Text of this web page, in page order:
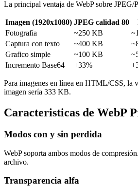
La principal ventaja de WebP sobre
Imagen (1920x1080) JPEG calidad 80
Fotografía
~250 KB
Captura con texto
~400 KB
Grafico simple
~100 KB
Incremento Base64
+33%
Para imagenes en línea en HTML/CSS, la
imagen sería 333 KB.
Caracteristicas de WebP
Modos con y sin perdida
WebP soporta ambos modos de
archivo.
Transparencia alfa